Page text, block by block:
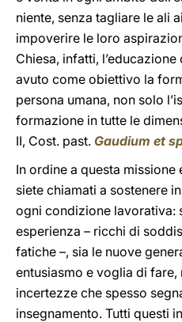
niente, senza tagliare le ali
impoverire le loro
Chiesa, infatti,
avuto come obiettivo la
persona umana, non solo
formazione in tutte le
II, Cost. past. Gaudium et
In ordine a questa missione
siete chiamati a sostenere
ogni condizione lavorativa:
esperienza – ricchi di
fatiche –, sia le nuove
entusiasmo e voglia di
incertezze che spesso
insegnamento. Tutti questi